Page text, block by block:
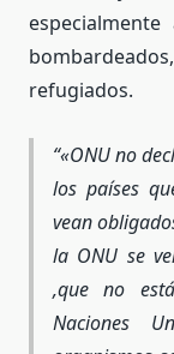
refugiados.
«ONUno
los países
vean
la ONU se
,que no
Naciones